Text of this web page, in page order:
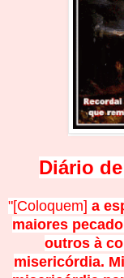
Diário
"[Coloquem] a
maiores
outros à
misericórdia.